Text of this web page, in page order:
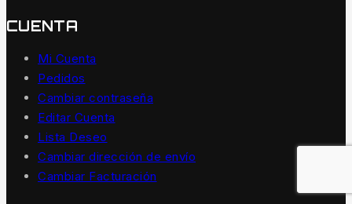
CUENTA
Mi Cuenta
Pedidos
Cambiar contraseña
Editar Cuenta
Lista Deseo
Cambiar dirección de envío
Cambiar Facturación